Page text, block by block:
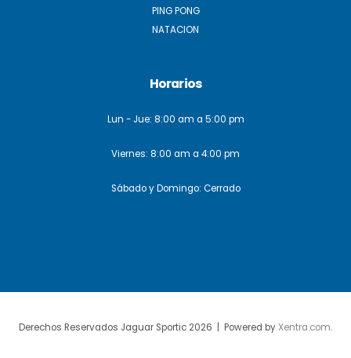
PING PONG
NATACION
Horarios
Lun - Jue: 8:00 am a 5:00 pm
Viernes: 8:00 am a 4:00 pm
Sábado y Domingo: Cerrado
Derechos Reservados Jaguar Sportic 2026 | Powered byXentra.com.